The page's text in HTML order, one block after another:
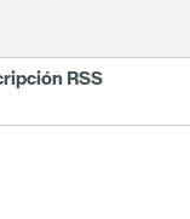
RSS